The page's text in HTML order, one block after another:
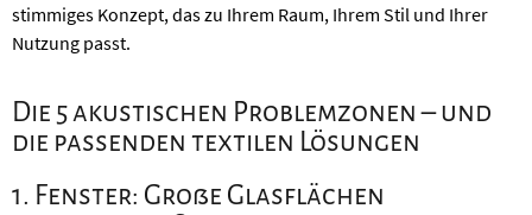
stimmiges Konzept, das zu Ihrem Raum, Ihrem Stil und Ihrer
Nutzung passt.
Die 5 akustischen Problemzonen – und
die passenden textilen Lösungen
1. Fenster: Große Glasflächen